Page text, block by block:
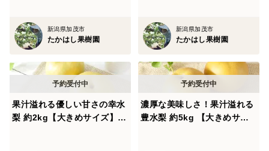
新潟県加茂市
たかはし果樹園
新潟県加茂市
たかはし果樹園
果汁溢れる優しい甘さの幸水
梨 約2kg【大きめサイズ】
濃厚な美味しさ！果汁溢れる
豊水梨 約5kg 【大きめサイ